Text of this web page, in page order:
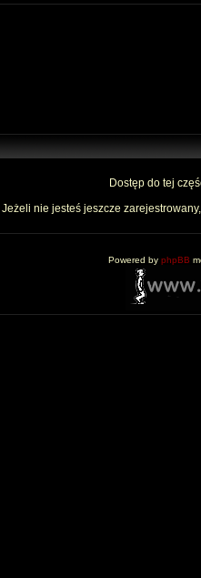
Dostęp do tej
Jeżeli nie jesteś jeszcze
Powered by phpBB